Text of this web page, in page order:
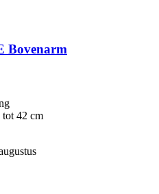
Bovenarm
tot 42 cm